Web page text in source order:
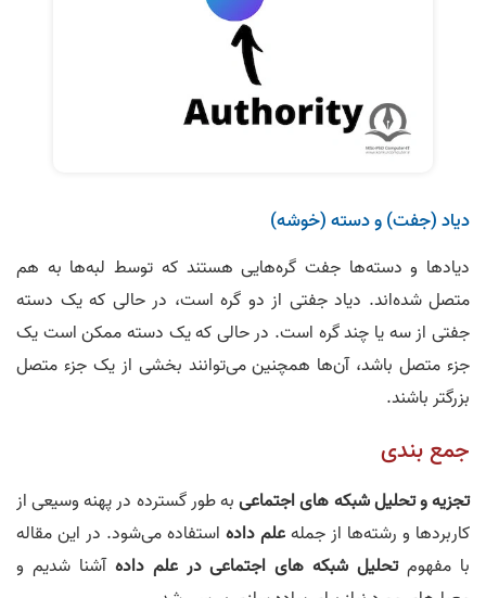
دیاد (جفت‌) و دسته (خوشه)
دیادها و دسته‌ها جفت گره‌هایی هستند که توسط لبه‌ها به هم
متصل شده‌اند. دیاد جفتی از دو گره است، در حالی که یک دسته
جفتی از سه یا چند گره است. در حالی که یک دسته ممکن است یک
جزء متصل باشد، آن‌ها همچنین می‌توانند بخشی از یک جزء متصل
بزرگتر باشند.
جمع بندی
تجزیه و تحلیل شبکه های اجتماعیبه طور گسترده در پهنه وسیعی از
کاربردها و رشته‌ها از جملهعلم داده استفاده می‌شود. در این مقاله
با مفهومتحلیل شبکه های اجتماعی در علم داده آشنا شدیم و